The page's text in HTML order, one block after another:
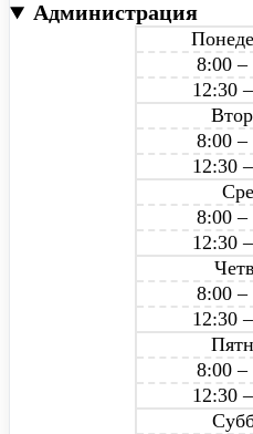
Администрация
8:00 –
12:30
8:00 –
12:30
8:00 –
12:30
8:00 –
12:30
8:00 –
12:30